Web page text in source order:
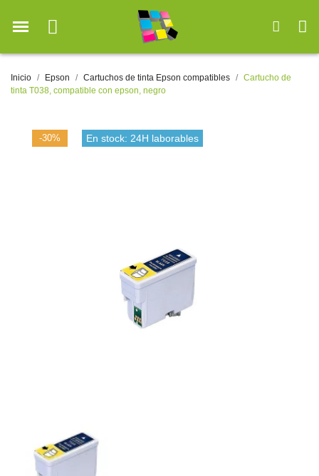
Inicio Epson Cartuchos de tinta Epson compatibles
Cartucho de
tinta T038, compatible con epson, negro
-30% En stock: 24H laborables